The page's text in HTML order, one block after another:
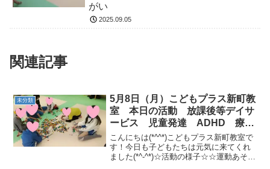
がい
2025.09.05
関連記事
未分類
5月8日（月）こどもプラス新町教
室 本日の活動 放課後等デイサ
ービス 児童発達 ADHD 療
育 発達障がい
こんにちは(*^^*)こどもプラス新町教室で
す！今日も子どもたちは元気に来てくれ
ました(*^-^*)☆活動の様子☆☆運動あそび